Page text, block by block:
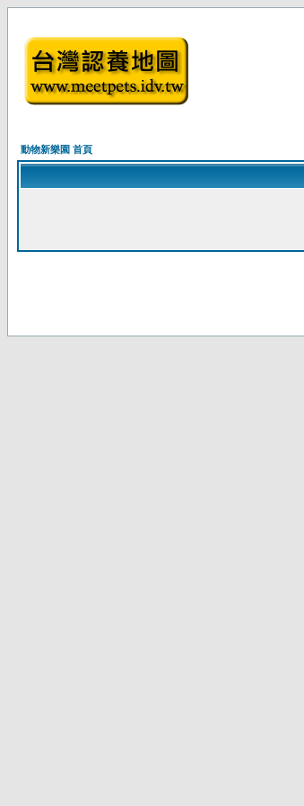
動物新樂園 首頁